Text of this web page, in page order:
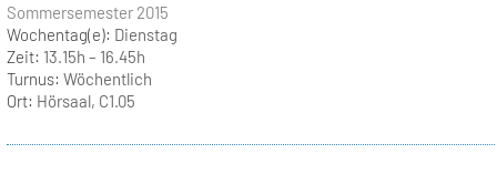
Sommersemester 2015
Wochentag(e): Dienstag
Zeit: 13.15h – 16.45h
Turnus: Wöchentlich
Ort: Hörsaal, C1.05